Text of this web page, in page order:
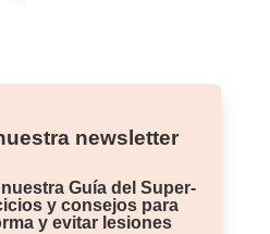
newsletter
Guía del Super-
y consejos para
y evitar lesiones